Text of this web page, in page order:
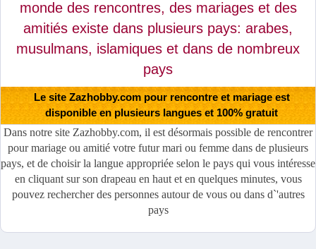
monde des rencontres, des mariages et des
amitiés existe dans plusieurs pays: arabes,
musulmans, islamiques et dans de nombreux
pays
Le site Zazhobby.com pour rencontre et mariage est
disponible en plusieurs langues et 100% gratuit
Dans notre site Zazhobby.com, il est désormais possible de rencontrer
pour mariage ou amitié votre futur mari ou femme dans de plusieurs
pays, et de choisir la langue appropriée selon le pays qui vous intéresse
en cliquant sur son drapeau en haut et en quelques minutes, vous
pouvez rechercher des personnes autour de vous ou dans d`'autres
pays